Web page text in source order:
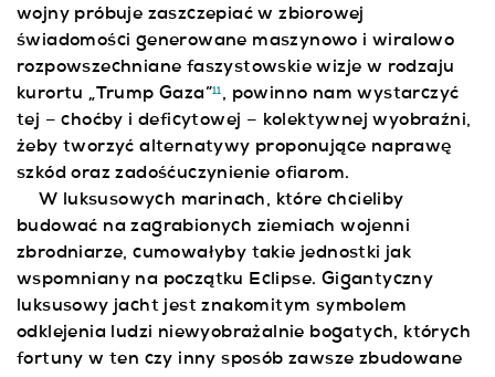
wojny próbuje zaszczepiać w zbiorowej
świadomości generowane maszynowo i wiralowo
rozpowszechniane faszystowskie wizje w rodzaju
kurortu „Trump Gaza”11 , powinno nam wystarczyć
tej – choćby i deficytowej – kolektywnej wyobraźni,
żeby tworzyć alternatywy proponujące naprawę
szkód oraz zadośćuczynienie ofiarom.
W luksusowych marinach, które chcieliby
budować na zagrabionych ziemiach wojenni
zbrodniarze, cumowałyby takie jednostki jak
wspomniany na początku Eclipse. Gigantyczny
luksusowy jacht jest znakomitym symbolem
odklejenia ludzi niewyobrażalnie bogatych, których
fortuny w ten czy inny sposób zawsze zbudowane